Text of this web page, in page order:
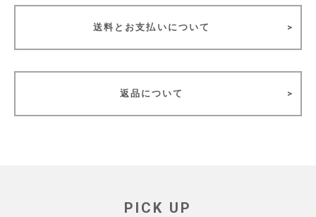
送料とお支払いについて
返品について
PICK UP